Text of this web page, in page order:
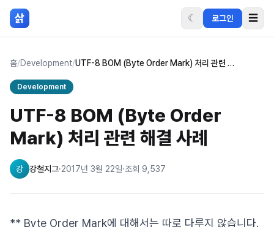
본문 바로가기
삵 ☾ 로그인 ☰
홈/Development/ UTF-8 BOM (Byte Order Mark) 처리 관련 해결 사례
Development
UTF-8 BOM (Byte Order
Mark) 처리 관련 해결 사례
강 강철지그·2017년 3월 22일·조회 9,537
** Byte Order Mark에 대해서는 따로 다루지 않습니다.